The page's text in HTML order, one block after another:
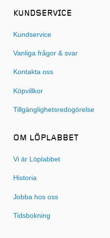
KUNDSERVICE
Kundservice
Vanliga frågor & svar
Kontakta oss
Köpvillkor
Tillgänglighetsredogörelse
OM LÖPLABBET
Vi är Löplabbet
Historia
Jobba hos oss
Tidsbokning